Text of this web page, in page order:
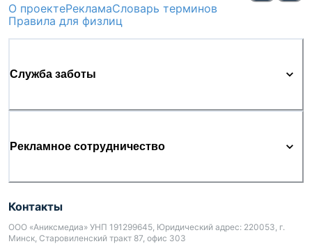
О проектеРекламаСловарь терминов
Правила для физлиц
Служба заботы
Рекламное сотрудничество
Контакты
ООО «Аниксмедиа» УНП 191299645, Юридический адрес: 220053, г.
Минск, Старовиленский тракт 87, офис 303